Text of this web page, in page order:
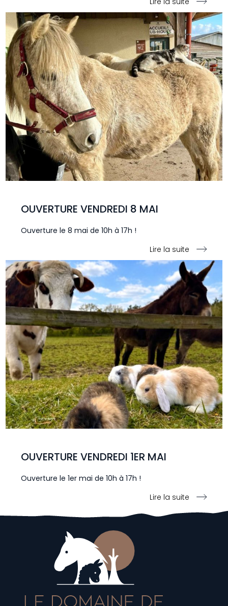
OUVERTURE VENDREDI 8 MAI
Ouverture le 8 mai de 10h à 17h !
Lire la suite
OUVERTURE VENDREDI 1ER MAI
Ouverture le 1er mai de 10h à 17h !
Lire la suite